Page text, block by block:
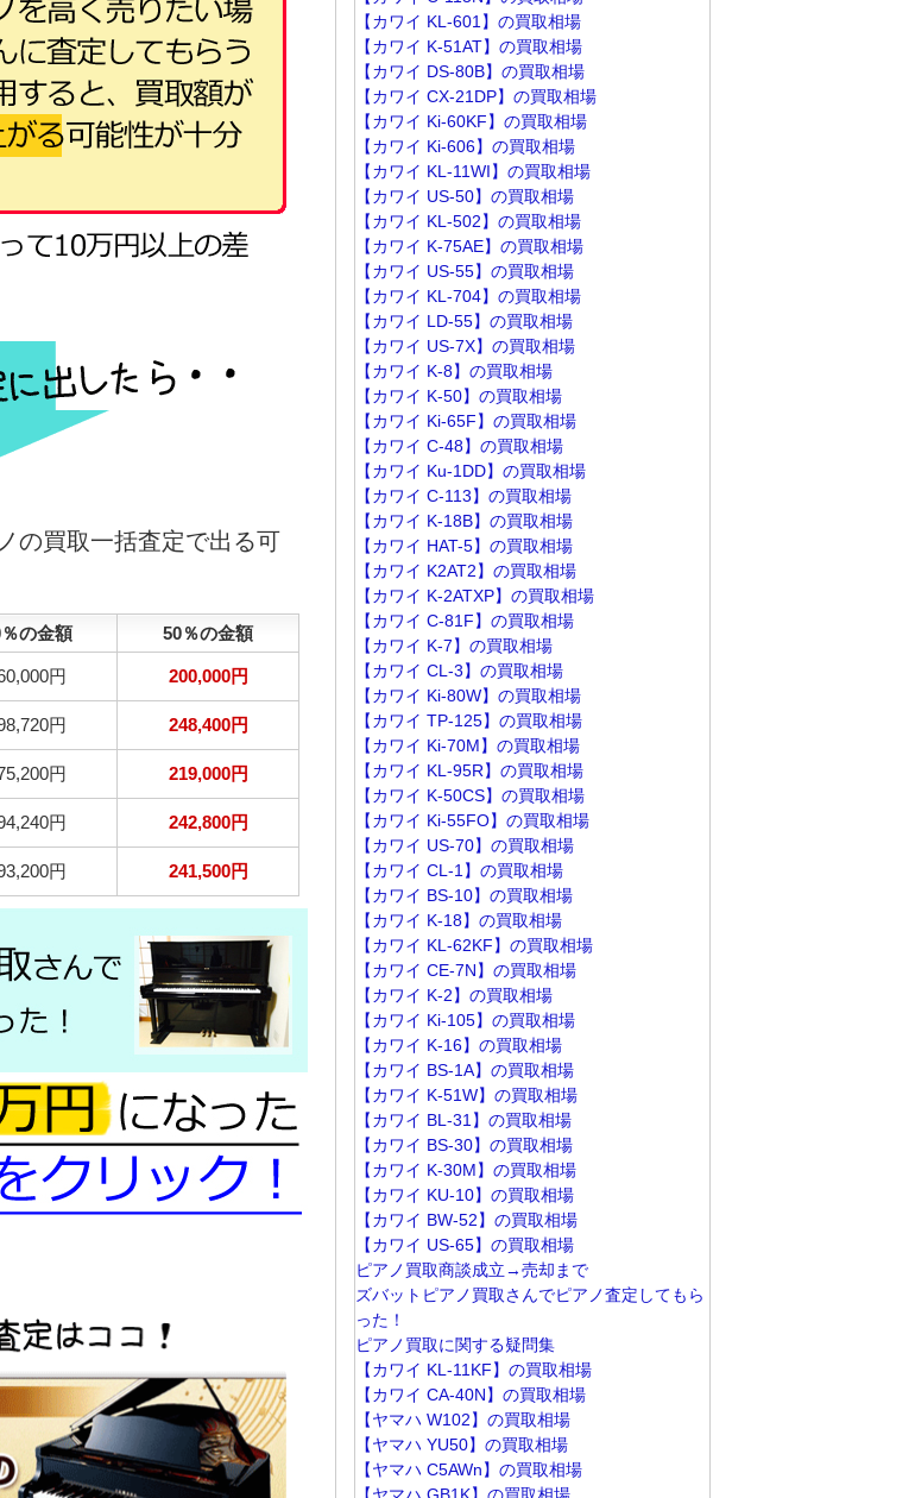
の買取一括査定で出る可
の金額 50％の金額
円 200,000円
円 248,400円
円 219,000円
円 242,800円
円 241,500円
【カワイ KL-601】の買取相場
【カワイ K-51AT】の買取相場
【カワイ DS-80B】の買取相場
【カワイ CX-21DP】の買取相場
【カワイ Ki-60KF】の買取相場
【カワイ Ki-606】の買取相場
【カワイ KL-11WI】の買取相場
【カワイ US-50】の買取相場
【カワイ KL-502】の買取相場
【カワイ K-75AE】の買取相場
【カワイ US-55】の買取相場
【カワイ KL-704】の買取相場
【カワイ LD-55】の買取相場
【カワイ US-7X】の買取相場
【カワイ K-8】の買取相場
【カワイ K-50】の買取相場
【カワイ Ki-65F】の買取相場
【カワイ C-48】の買取相場
【カワイ Ku-1DD】の買取相場
【カワイ C-113】の買取相場
【カワイ K-18B】の買取相場
【カワイ HAT-5】の買取相場
【カワイ K2AT2】の買取相場
【カワイ K-2ATXP】の買取相場
【カワイ C-81F】の買取相場
【カワイ K-7】の買取相場
【カワイ CL-3】の買取相場
【カワイ Ki-80W】の買取相場
【カワイ TP-125】の買取相場
【カワイ Ki-70M】の買取相場
【カワイ KL-95R】の買取相場
【カワイ K-50CS】の買取相場
【カワイ Ki-55FO】の買取相場
【カワイ US-70】の買取相場
【カワイ CL-1】の買取相場
【カワイ BS-10】の買取相場
【カワイ K-18】の買取相場
【カワイ KL-62KF】の買取相場
【カワイ CE-7N】の買取相場
【カワイ K-2】の買取相場
【カワイ Ki-105】の買取相場
【カワイ K-16】の買取相場
【カワイ BS-1A】の買取相場
【カワイ K-51W】の買取相場
【カワイ BL-31】の買取相場
【カワイ BS-30】の買取相場
【カワイ K-30M】の買取相場
【カワイ KU-10】の買取相場
【カワイ BW-52】の買取相場
【カワイ US-65】の買取相場
ピアノ買取商談成立→売却まで
ズバットピアノ買取さんでピアノ査定してもら
った！
ピアノ買取に関する疑問集
【カワイ KL-11KF】の買取相場
【カワイ CA-40N】の買取相場
【ヤマハ W102】の買取相場
【ヤマハ YU50】の買取相場
【ヤマハ C5AWn】の買取相場